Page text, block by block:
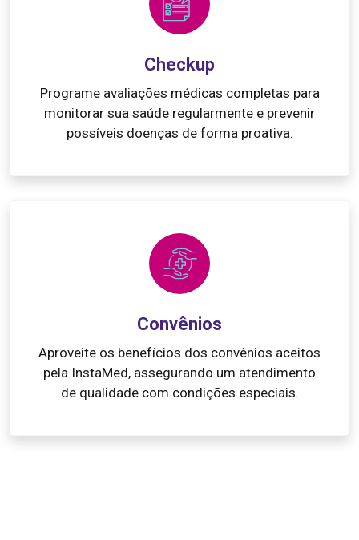
Checkup
Programe avaliações médicas completas para
monitorar sua saúde regularmente e prevenir
possíveis doenças de forma proativa.
Convênios
Aproveite os benefícios dos convênios aceitos
pela InstaMed, assegurando um atendimento
de qualidade com condições especiais.